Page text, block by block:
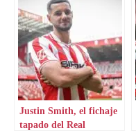
Justin Smith, el fichaje
tapado del Real